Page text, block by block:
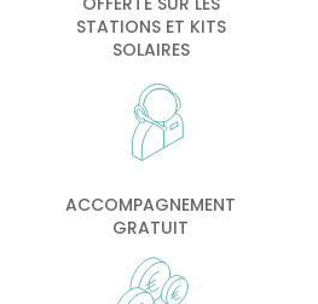
STATIONS ET KITS
SOLAIRES
ACCOMPAGNEMENT
GRATUIT